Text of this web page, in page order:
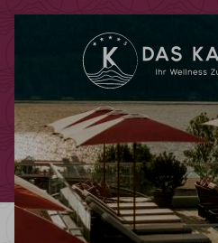
Code promotionnel
Vous pouvez faire valoir ici vos codes
promotionnels ou chèques-cadeaux.
Les codes suivants sont actuellement
acceptés :
Codes bonus
Chèques-cadeaux